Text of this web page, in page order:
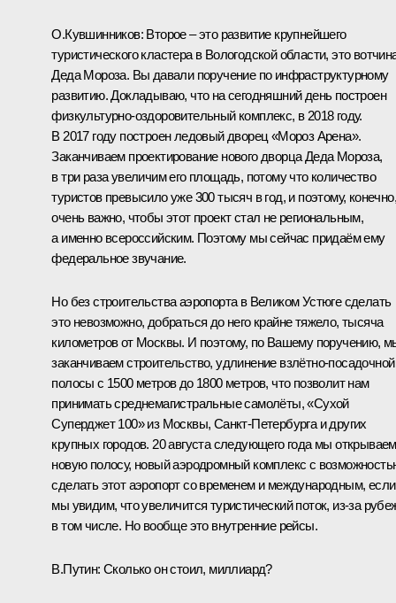
О.Кувшинников: Второе – это развитие крупнейшего
туристического кластера в Вологодской области, это
Деда Мороза. Вы давали поручение по инфраструктурному
развитию. Докладываю, что на сегодняшний день построен
физкультурно-оздоровительный комплекс, в 2018 году.
В 2017 году построен ледовый дворец «Мороз Арена».
Заканчиваем проектирование нового дворца Деда Мороза,
в три раза увеличим его площадь, потому что количество
туристов превысило уже 300 тысяч в год, и поэтому, конечно,
очень важно, чтобы этот проект стал не региональным,
а именно всероссийским. Поэтому мы сейчас придаём ему
федеральное звучание.
Но без строительства аэропорта в Великом Устюге сделать
это невозможно, добраться до него крайне тяжело, тысяча
километров от Москвы. И поэтому, по Вашему поручению,
заканчиваем строительство, удлинение взлётно-посадочной
полосы с 1500 метров до 1800 метров, что позволит нам
принимать среднемагистральные самолёты, «Сухой
Суперджет 100» из Москвы, Санкт-Петербурга и других
крупных городов. 20 августа следующего года мы открываем
новую полосу, новый аэродромный комплекс с
сделать этот аэропорт со временем и международным, если
мы увидим, что увеличится туристический поток, из-за
в том числе. Но вообще это внутренние рейсы.
В.Путин: Сколько он стоил, миллиард?